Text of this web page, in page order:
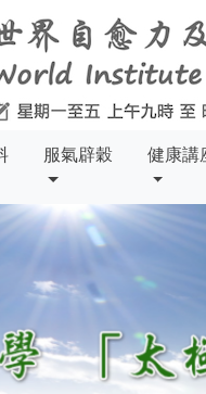
服氣辟穀 健康講